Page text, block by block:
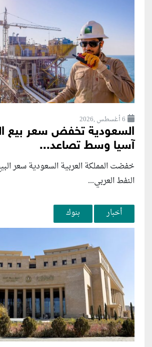
6 أغسطس ,2026
السعودية تخفض سعر بيع
آسيا وسط تصاعد...
خفضت المملكة العربية السعودية سعر
النفط العربي...
أخبار بنوك